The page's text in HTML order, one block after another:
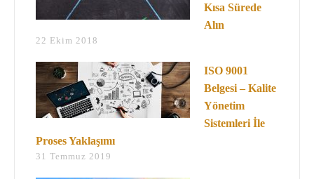
Kısa Sürede
Alın
22 Ekim 2018
ISO 9001
Belgesi – Kalite
Yönetim
Sistemleri İle
Proses Yaklaşımı
31 Temmuz 2019